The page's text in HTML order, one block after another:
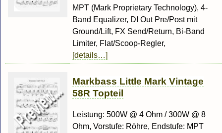
MPT (Mark Proprietary Technology), 4-
Band Equalizer, DI Out Pre/Post mit
Ground/Lift, FX Send/Return, Bi-Band
Limiter, Flat/Scoop-Regler,
[details…]
Markbass Little Mark Vintage
58R Topteil
Leistung: 500W @ 4 Ohm / 300W @ 8
Ohm, Vorstufe: Röhre, Endstufe: MPT